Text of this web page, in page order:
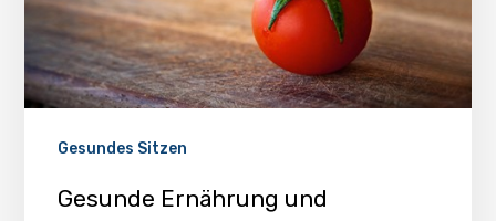
Gesundes Sitzen
Gesunde Ernährung und